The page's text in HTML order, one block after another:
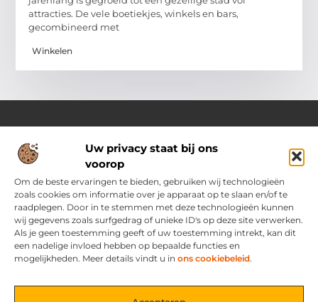
Uw privacy staat bij ons
voorop
Om de beste ervaringen te bieden, gebruiken wij technologieën
zoals cookies om informatie over je apparaat op te slaan en/of te
raadplegen. Door in te stemmen met deze technologieën kunnen
wij gegevens zoals surfgedrag of unieke ID's op deze site verwerken.
Als je geen toestemming geeft of uw toestemming intrekt, kan dit
een nadelige invloed hebben op bepaalde functies en
mogelijkheden. Meer details vindt u in ons cookiebeleid.
attracties. De vele boetiekjes, winkels en bars,
gecombineerd met
Winkelen
Over Ozoleukekleding.nl
Jouw inspiratiebron voor stijlvolle en praktische modetips
Laat je verrassen door onze gevarieerde blogs vol trends,
kledingadvies en creatieve ideeën. Ontdek hoe je met slimme
tips en originele inspiratie elke dag met flair en zelfvertrouwen
voor de dag komt.
Main Links
Bericht categorie